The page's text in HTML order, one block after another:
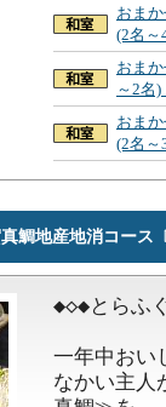
おま
(2名～
おま
～2名
おま
(2名～
鯛地産地消コース
◆◇◆とらふ
一年中おい
なかい主